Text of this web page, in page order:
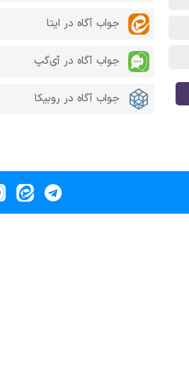
جواب آگاه در ایتا
جواب آگاه در آی‌گپ
جواب آگاه در روبیکا